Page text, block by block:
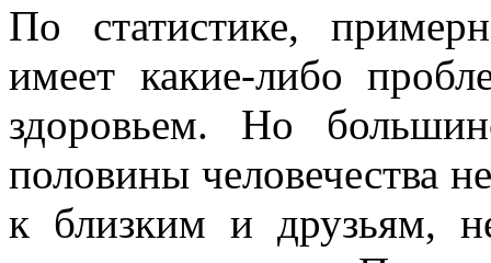
По статистике,
имеет какие-либо
здоровьем. Но
половины человечества
к близким и друзьям,